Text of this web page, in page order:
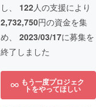
し、 122人の支援により
2,732,750円の資金を集
め、 2023/03/17に募集を
終了しました
もう一度プロジェク
トをやってほしい